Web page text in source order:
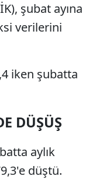
şubat ayına
verilerini
iken şubatta
DÜŞÜŞ
aylık
düştü.